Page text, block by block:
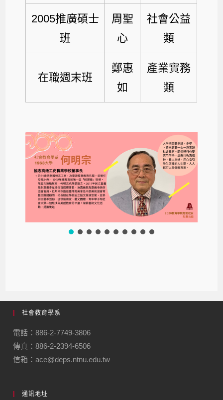
2005推廣碩士
班
周聖
心
社會公益
類
在職週末班
鄭惠
如
產業實務
類
社會教育學系
電話：886-2-7749-3806
傳真：886-2-2394-6506
信箱：ace@deps.ntnu.edu.tw
通訊地址